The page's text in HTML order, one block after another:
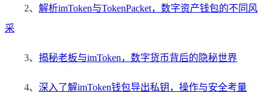
2、 解析imToken与TokenPacket，数字资产钱包的不同风
采
3、 揭秘老板与imToken，数字货币背后的隐秘世界
4、 深入了解imToken钱包导出私钥，操作与安全考量